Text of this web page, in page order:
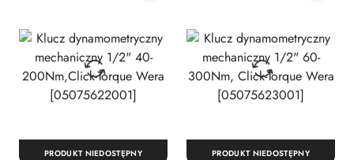
PRODUKT NIEDOSTĘPNY PRODUKT NIEDOSTĘPNY